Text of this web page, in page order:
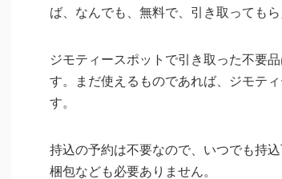
ば、なんでも、無料で、引き取ってもら
ジモティースポットで引き取った不要
す。まだ使えるものであれば、ジモテ
す。
持込の予約は不要なので、いつでも持
梱包なども必要ありません。